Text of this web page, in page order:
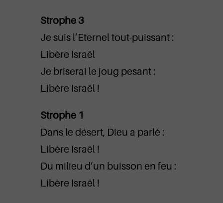
Strophe 3
Je suis l’Eternel tout-puissant :
Libère Israël
Je briserai le joug pesant :
Libère Israël !
Strophe 1
Dans le désert, Dieu a parlé :
Libère Israël !
Du milieu d’un buisson en feu :
Libère Israël !